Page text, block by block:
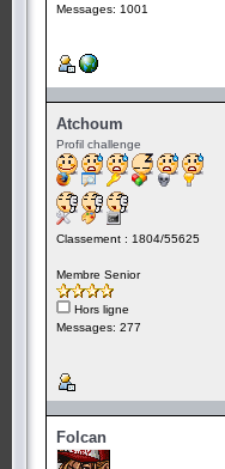
Messages: 1001
Atchoum
Profil challenge
Classement : 1804/55625
Membre Senior
Hors ligne
Messages: 277
Folcan